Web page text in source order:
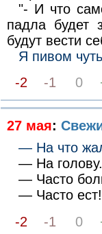
"- И что
падла будет
будут вести
Я пивом
-2
-1 0
27 мая:
— На что
— На голову.
— Часто
— Часто ест!
-2
-1 0